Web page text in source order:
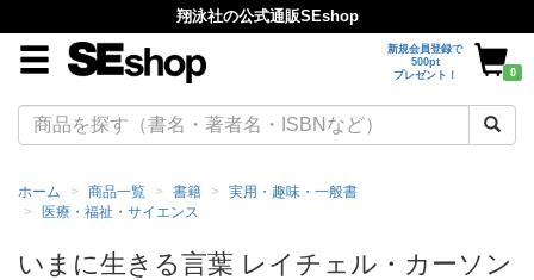
翔泳社の公式通販SEshop
新規会員登録で
500pt
プレゼント！
0
ホーム 商品一覧 書籍
実用・趣味・一般書
医療・福祉・サイエンス
いまに生きる言葉 レイチェル・カーソン